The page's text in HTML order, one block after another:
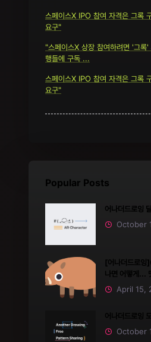
스페이스X IPO 참여 자격은 그록
요구"
"스페이스X 상장 참여하려면 '그
행들에 구독 ...
스페이스X IPO 참여 자격은 그록
요구"
Popular Posts
어나더드로잉
October
[어나더드로
나면 어떻게...
April 15,
어나더드로잉
October